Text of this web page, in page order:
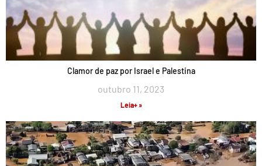
Clamor de paz por Israel e Palestina
outubro 11, 2023
Leia+ »